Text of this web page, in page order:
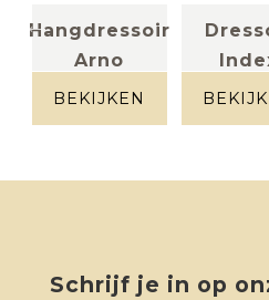
Hangdressoir
Arno
+ eik fineer
BEKIJKEN
Schrijf je in op